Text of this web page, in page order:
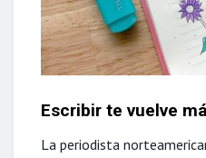
Escribir te vuelve
La periodista